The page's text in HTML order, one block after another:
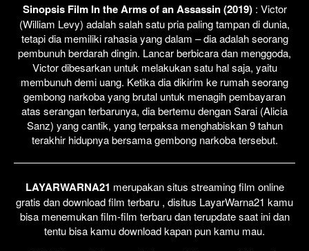
Sinopsis Film In the Arms of an Assassin (2019) : Victor
(William Levy) adalah salah satu pria paling tampan di dunia,
tetapi dia memiliki rahasia yang dalam – dia adalah seorang
pembunuh berdarah dingin. Lancar berbicara dan menggoda,
Victor dibesarkan untuk melakukan satu hal saja, yaitu
membunuh demi uang. Ketika dia dikirim ke rumah seorang
gembong narkoba yang brutal untuk menagih pembayaran
atas serangan terbarunya, dia bertemu dengan Sarai (Alicia
Sanz) yang cantik, yang terpaksa menghabiskan 9 tahun
terakhir hidupnya bersama gembong narkoba tersebut.
LAYARWARNA21 merupakan situs streaming film online
gratis dan download film terbaru , disitus LayarWarna21 kamu
bisa menemukan film-film terbaru dan terupdate saat ini dan
tentu bisa kamu download kapan pun kamu mau.